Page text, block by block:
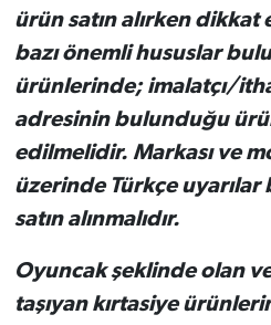
ürün satın alırken
bazı önemli hususlar
ürünlerinde; imalatçı/
adresinin bulunduğu
edilmelidir. Markası ve
üzerinde Türkçe
satın alınmalıdır.
Oyuncak şeklinde olan
taşıyan kırtasiye